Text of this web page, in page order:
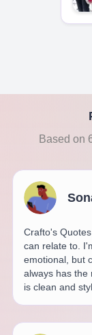
Based on
Crafto's
can relate to.
emotional, but
always has the
is clean and